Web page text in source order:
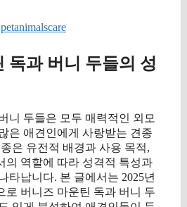
petanimalscare
독과 버니 두들의 성
니 두들은 모두 매력적인 외모
은 애견인에게 사랑받는 견종
은 유전적 배경과 사용 목적,
의 역할에 따라 성격적 특성과
타납니다. 본 글에서는 2025년
로 버니즈 마운틴 독과 버니 두